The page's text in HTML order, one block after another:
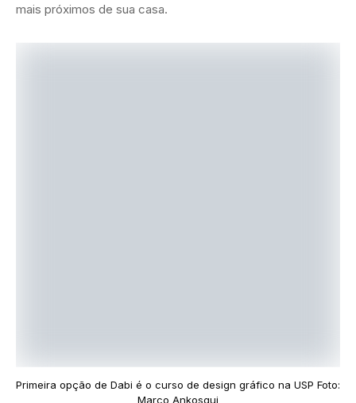
mais próximos de sua casa.
Primeira opção de Dabi é o curso de design gráfico na USP Foto:
Marco Ankosqui